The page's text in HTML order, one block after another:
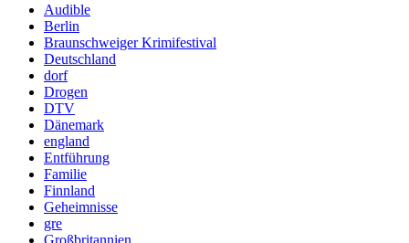
Audible
Berlin
Braunschweiger Krimifestival
Deutschland
dorf
Drogen
DTV
Dänemark
england
Entführung
Familie
Finnland
Geheimnisse
gre
Großbritannien